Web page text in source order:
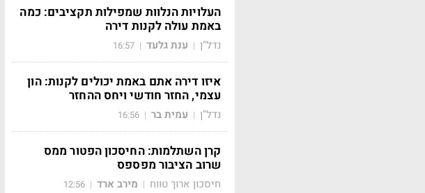
העלויות הנלוות שמפילות תקציבים: כמה
באמת עולה לקנות דירה
נדל"ן | ענת גלעד |
16:57
איזו דירה אתם באמת יכולים לקנות: הון
עצמי, החזר חודשי ויחס ההחזר
נדל"ן | עמית בר |
16:56
קרן השתלמות: החיסכון הפטור ממס
שרוב הציבור מפספס
חיסכון ארוך טווח | מירב ארד |
12:56